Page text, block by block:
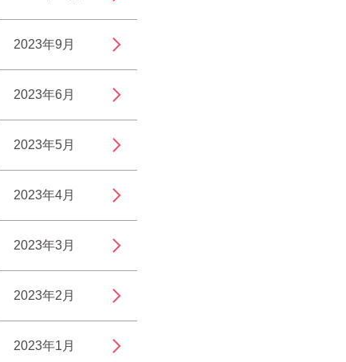
2023年9月
2023年6月
2023年5月
2023年4月
2023年3月
2023年2月
2023年1月